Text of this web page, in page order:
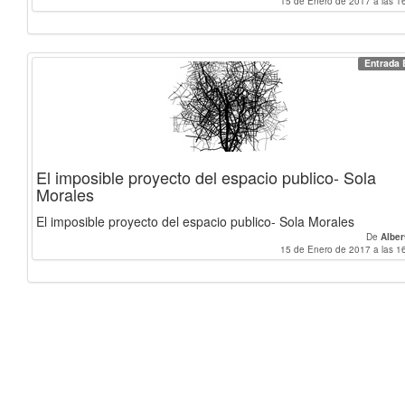
Entrada
El imposible proyecto del espacio publico- Sola
Morales
El imposible proyecto del espacio publico- Sola Morales
De
15 de Enero de 2017 a las